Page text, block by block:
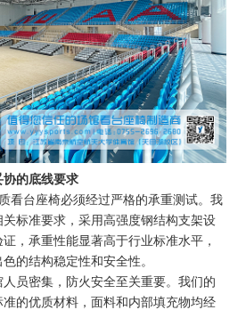
的底线要求
看台座椅必须经过严格的承重测试。我
标准要求，采用高强度钢结构支架设
，承重性能显著高于行业标准水平，
的结构稳定性和安全性。
人员密集，防火安全至关重要。我们的
的优质材料，面料和内部填充物均经